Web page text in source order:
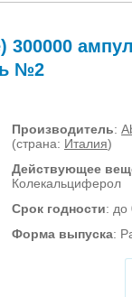
300000
№2
Производитель:
(страна: Италия)
Действующее
Колекальциферол
Срок годности: до
Форма выпуска: